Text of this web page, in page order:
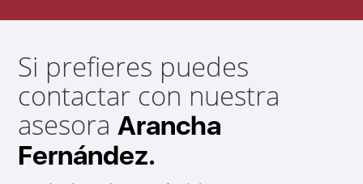
Si prefieres puedes
contactar con nuestra
asesoraArancha
Fernández.